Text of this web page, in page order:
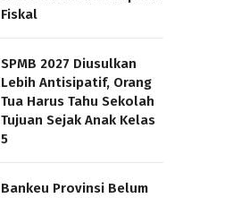
Fiskal
SPMB 2027 Diusulkan
Lebih Antisipatif, Orang
Tua Harus Tahu Sekolah
Tujuan Sejak Anak Kelas
5
Bankeu Provinsi Belum